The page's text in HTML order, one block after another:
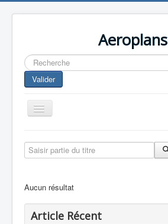
Aeroplans
Rechercher
Valider
Toggle
Navigation
Aviation Commerciale
Europespace
Saisir partie du titre
Aucun résultat
Article Récent